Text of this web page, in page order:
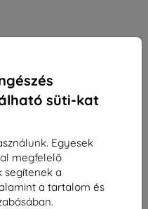
süti-kat
Egyesek
megfelelő
segítenek a
a tartalom és
Honor Magic7